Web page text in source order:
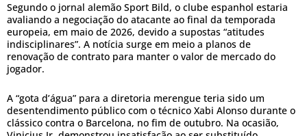
Segundo o jornal alemão Sport Bild, o clube espanhol estaria
avaliando a negociação do atacante ao final da temporada
europeia, em maio de 2026, devido a supostas “atitudes
indisciplinares”. A notícia surge em meio a planos de
renovação de contrato para manter o valor de mercado do
jogador.
A “gota d’água” para a diretoria merengue teria sido um
desentendimento público com o técnico Xabi Alonso durante o
clássico contra o Barcelona, no fim de outubro. Na ocasião,